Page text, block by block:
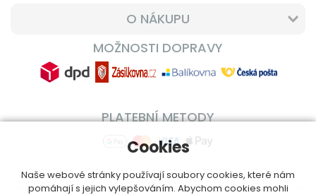
O NÁKUPU
MOŽNOSTI DOPRAVY
PLATEBNÍ METODY
Cookies
Naše webové stránky používají soubory cookies, které nám
pomáhají s jejich vylepšováním. Abychom cookies mohli